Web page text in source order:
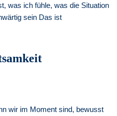
was ich fühle, was die Situation
sein Das ist
wir im Moment sind, bewusst